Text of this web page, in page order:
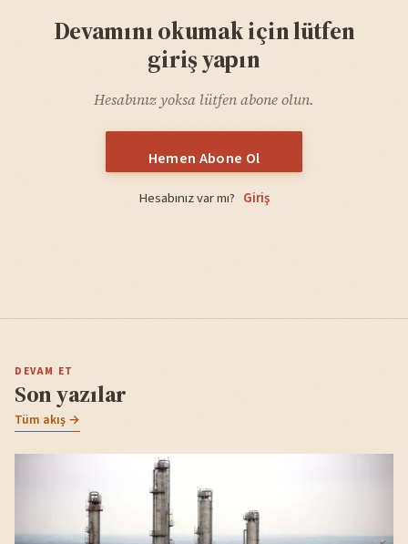
Devamını okumak için lütfen
giriş yapın
Hesabınız yoksa lütfen abone olun.
Hemen Abone Ol
Hesabınız var mı? Giriş
DEVAM ET
Son yazılar
Tüm akış →